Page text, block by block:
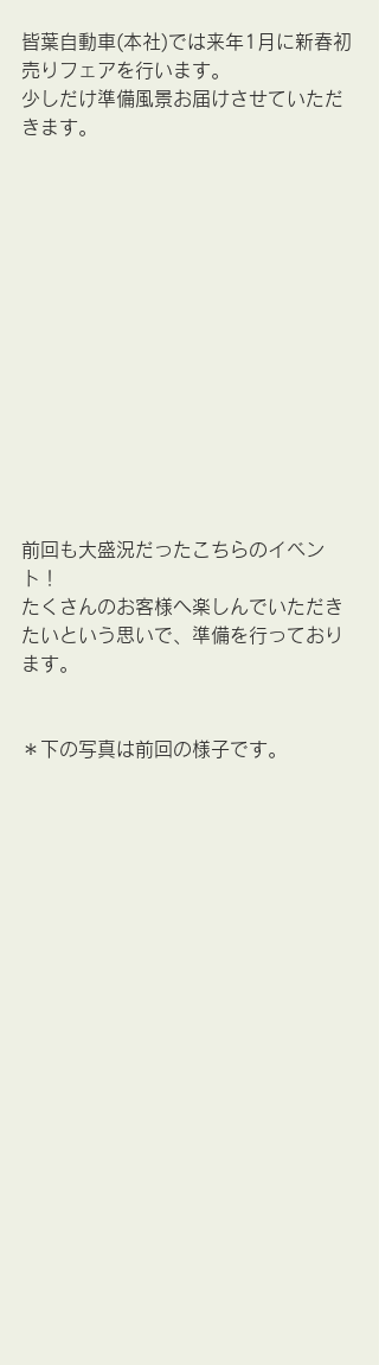
皆葉自動車(本社)では来年1月に新春初
売りフェアを行います。
少しだけ準備風景お届けさせていただ
きます。
前回も大盛況だったこちらのイベン
ト！
たくさんのお客様へ楽しんでいただき
たいという思いで、準備を行っており
ます。
＊下の写真は前回の様子です。